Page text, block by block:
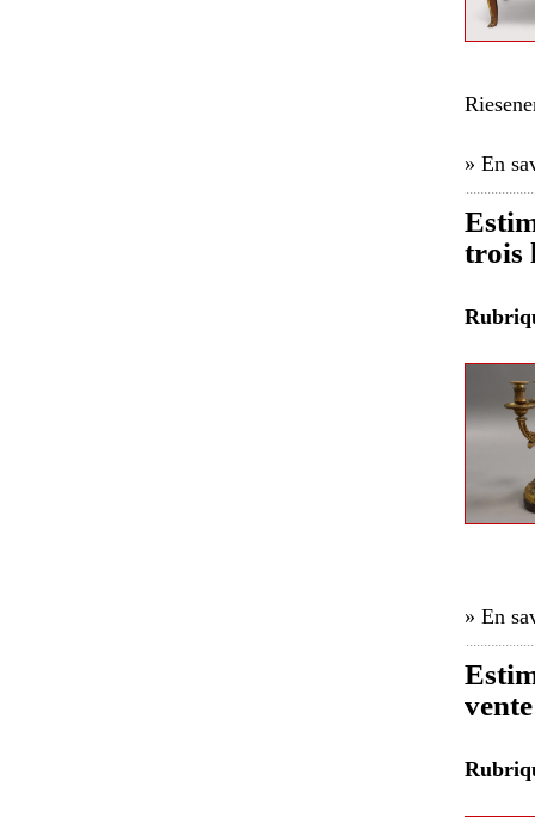
» En
trois
» En